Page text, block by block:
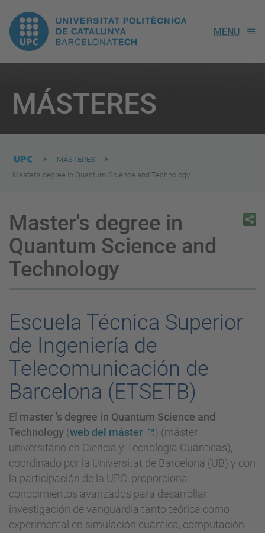
UPC.
Universitat
Politècnica
de
Catalunya
MENU
MÁSTERES
are
here:
MÁSTERES
Master's degree in Quantum Science and Technology
Master's degree in
Quantum Science and
Technology
Escuela Técnica Superior
de Ingeniería de
Telecomunicación de
Barcelona (ETSETB)
El master 's degree in Quantum Science and
Technology (web del máster
) (máster
universitario en Ciencia y Tecnología Cuánticas),
coordinado por la Universitat de Barcelona (UB) y con
la participación de la UPC, proporciona
conocimientos avanzados para desarrollar
investigación de vanguardia tanto teórica como
experimental en simulación cuántica, computación